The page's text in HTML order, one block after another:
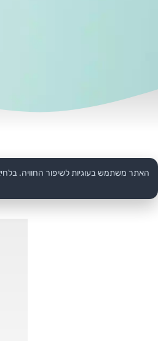
האתר משתמש בעוגיות לשיפור החוויה.